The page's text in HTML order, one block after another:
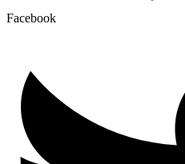
Facebook